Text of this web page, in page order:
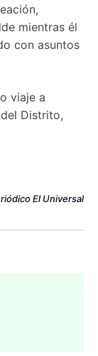
mientras él
con asuntos
viaje a
Distrito,
El Universal